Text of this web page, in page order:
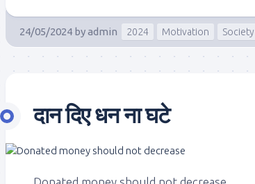
24/05/2024 byadmin 2024 Motivation Society
दान दिए धन ना घटे